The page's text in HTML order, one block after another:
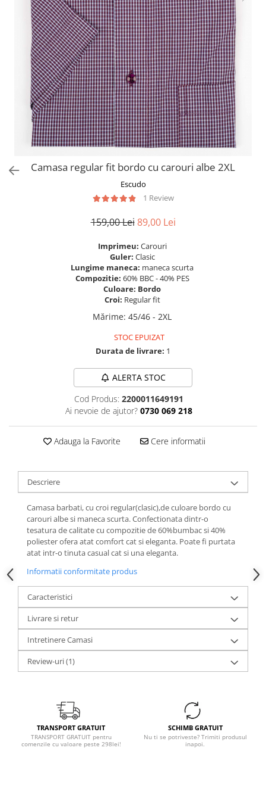
Camasa regular fit bordo cu carouri albe 2XL
Escudo
1 Review
159,00 Lei 89,00 Lei
Imprimeu: Carouri
Guler: Clasic
Lungime maneca: maneca scurta
Compozitie: 60% BBC - 40% PES
Culoare: Bordo
Croi: Regular fit
Mărime: 45/46 - 2XL
STOC EPUIZAT
Durata de livrare: 1
ALERTA STOC
Cod Produs: 2200011649191
Ai nevoie de ajutor? 0730 069 218
Adauga la Favorite Cere informatii
Descriere
Camasa barbati, cu croi regular(clasic),de culoare bordo cu
carouri albe si maneca scurta. Confectionata dintr-o
tesatura de calitate cu compozitie de 60%bumbac si 40%
poliester ofera atat comfort cat si eleganta. Poate fi purtata
atat intr-o tinuta casual cat si una eleganta.
Informatii conformitate produs
Caracteristici
Livrare si retur
Intretinere Camasi
Review-uri(1)
TRANSPORT GRATUIT
TRANSPORT GRATUIT pentru
comenzile cu valoare peste 298lei!
SCHIMB GRATUIT
Nu ti se potriveste? Trimiti produsul
inapoi.